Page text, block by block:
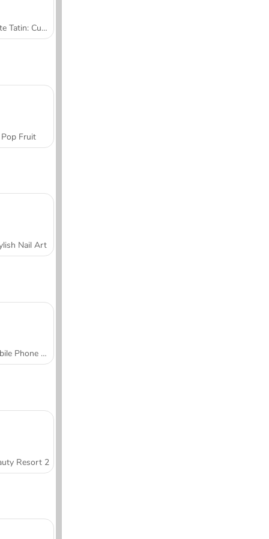
Tarte Tatin: Cucina con Sara
Pop Fruit
Nail Art
Mobile Phone Case Design & DIY
Resort 2